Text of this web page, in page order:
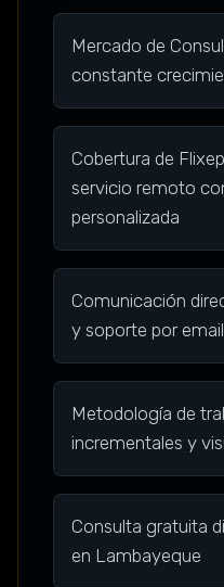
Mercado de
constante
Cobertura de
servicio remoto
personalizada
Comunicación
y soporte por email
Metodología de
incrementales y
Consulta gratuita
en Lambayeque